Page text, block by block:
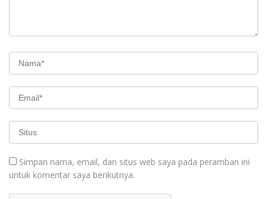
Simpan nama, email, dan situs web saya pada peramban ini
untuk komentar saya berikutnya.